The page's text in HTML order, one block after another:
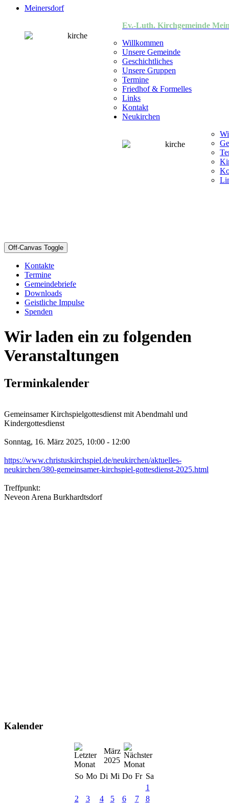
Meinersdorf
Ev.-Luth. Kirchgemeinde
Willkommen
Unsere Gemeinde
Geschichtliches
Unsere Gruppen
Termine
Friedhof & Formelles
Links
Kontakt
Neukirchen
Off-Canvas Toggle
Kontakte
Termine
Gemeindebriefe
Downloads
Geistliche Impulse
Spenden
Wir laden ein zu folgenden
Veranstaltungen
Terminkalender
Gemeinsamer Kirchspielgottesdienst mit Abendmahl und
Kindergottesdienst
Sonntag, 16. März 2025, 10:00 - 12:00
https://www.christuskirchspiel.de/neukirchen/aktuelles-
neukirchen/380-gemeinsamer-kirchspiel-gottesdienst-2025.html
Treffpunkt:
Neveon Arena Burkhardtsdorf
Kalender
März
2025
So Mo Di Mi Do Fr Sa
1
2
3 4 5 6 7
8